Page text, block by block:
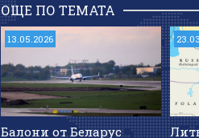
ОЩЕ ПО ТЕМАТА
13.05.2026
Балони от Беларус